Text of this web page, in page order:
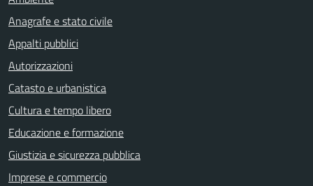
Anagrafe e stato civile
Appalti pubblici
Autorizzazioni
Catasto e urbanistica
Cultura e tempo libero
Educazione e formazione
Giustizia e sicurezza pubblica
Imprese e commercio